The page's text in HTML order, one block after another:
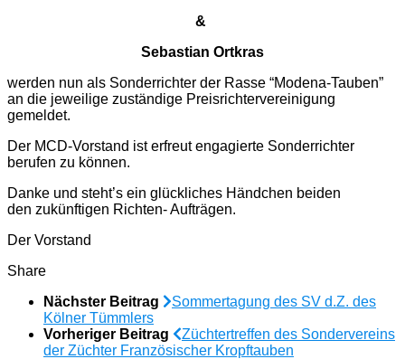
&
Sebastian Ortkras
werden nun als Sonderrichter der Rasse “Modena-Tauben”
an die jeweilige zuständige Preisrichtervereinigung
gemeldet.
Der MCD-Vorstand ist erfreut engagierte Sonderrichter
berufen zu können.
Danke und steht’s ein glückliches Händchen beiden
den zukünftigen Richten- Aufträgen.
Der Vorstand
Share
Nächster Beitrag
Sommertagung des SV d.Z. des
Kölner Tümmlers
Vorheriger Beitrag
Züchtertreffen des Sondervereins
der Züchter Französischer Kropftauben